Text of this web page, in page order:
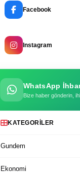
Facebook
Instagram
WhatsApp
Bize haber gönderin,
KATEGORILER
Gundem
Ekonomi